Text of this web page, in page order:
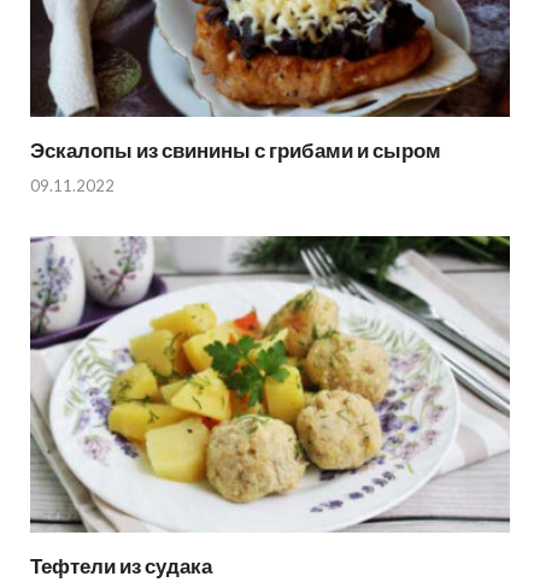
Эскалопы из свинины с грибами и сыром
09.11.2022
Тефтели из судака